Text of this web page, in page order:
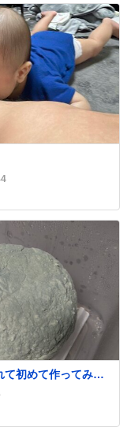
て初めて作ってみた
ちょっとヤバいと思